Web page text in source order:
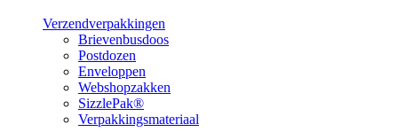
Verzendverpakkingen
Brievenbusdoos
Postdozen
Enveloppen
Webshopzakken
SizzlePak®
Verpakkingsmateriaal